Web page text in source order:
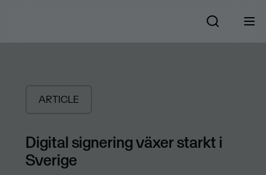
ARTICLE
Digital signering växer starkt i
Sverige